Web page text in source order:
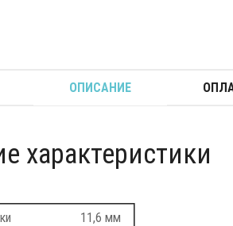
ОПИСАНИЕ
характеристики
11,6 мм